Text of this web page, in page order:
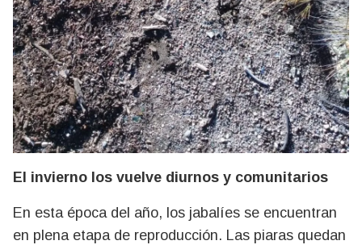
El invierno los vuelve diurnos y comunitarios
En esta época del año, los jabalíes se encuentran
en plena etapa de reproducción. Las piaras quedan